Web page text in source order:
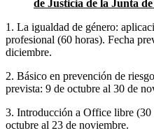
de Justicia de la Junta
1. La igualdad de género:
profesional (60 horas). Fecha
diciembre.
2. Básico en prevención de
prevista: 9 de octubre al 30 de
3. Introducción a Office libre (30
octubre al 23 de noviembre.